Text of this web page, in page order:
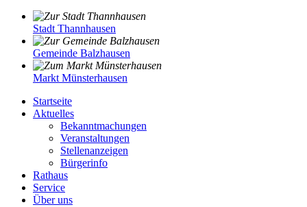
Stadt Thannhausen
Gemeinde Balzhausen
Markt Münsterhausen
Startseite
Aktuelles
Bekanntmachungen
Veranstaltungen
Stellenanzeigen
Bürgerinfo
Rathaus
Service
Über uns